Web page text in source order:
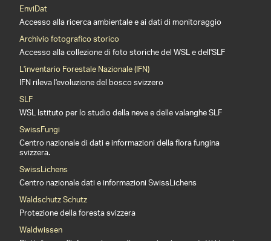
EnviDat
Accesso alla ricerca ambientale e ai dati di monitoraggio
Archivio fotografico storico
Accesso alla collezione di foto storiche del WSL e dell'SLF
L'inventario Forestale Nazionale (IFN)
IFN rileva l'evoluzione del bosco svizzero
SLF
WSL Istituto per lo studio della neve e delle valanghe SLF
SwissFungi
Centro nazionale di dati e informazioni della flora fungina
svizzera.
SwissLichens
Centro nazionale dati e informazioni SwissLichens
Waldschutz Schutz
Protezione della foresta svizzera
Waldwissen